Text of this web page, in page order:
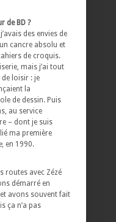
de BD ?
des envies de
cancre absolu et
de croquis.
mais j’ai tout
loisir : je
la
de dessin. Puis
au service
– dont je suis
ma première
, en 1990.
routes avec Zézé
démarré en
avons souvent fait
ça n’a pas